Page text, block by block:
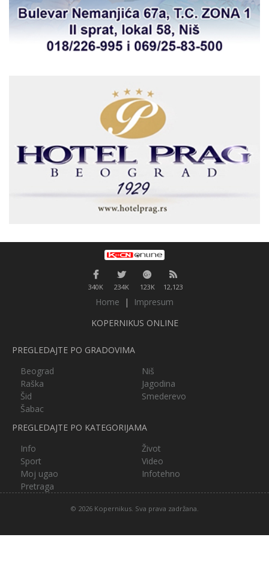
340K 234K 123K 12,123
Home |
Impresum
KOPERNIKUS ONLINE
PREGLEDAJTE PO GRADOVIMA
Beograd
Niš
Raška
Jagodina
Šid
Smederevo
Šabac
PREGLEDAJTE PO KATEGORIJAMA
Info
Život
Sport
Video
Moj ugao
Infotehno
Pretraga
© 2026 Kopernikus. Sva prava zadržana.